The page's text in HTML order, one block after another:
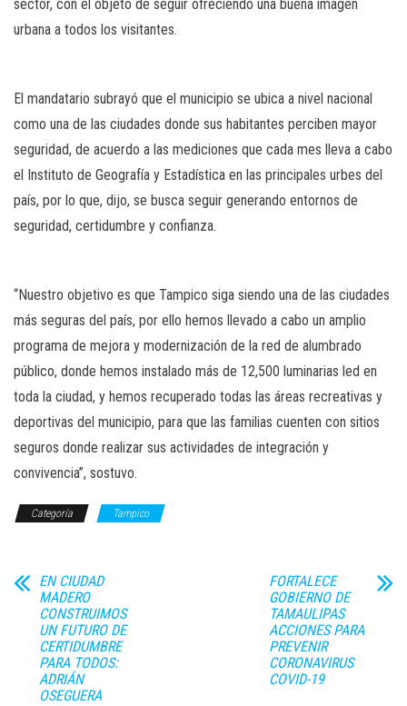
sector, con el objeto de seguir ofreciendo una buena imagen
urbana a todos los visitantes.
El mandatario subrayó que el municipio se ubica a nivel nacional
como una de las ciudades donde sus habitantes perciben mayor
seguridad, de acuerdo a las mediciones que cada mes lleva a cabo
el Instituto de Geografía y Estadística en las principales urbes del
país, por lo que, dijo, se busca seguir generando entornos de
seguridad, certidumbre y confianza.
“Nuestro objetivo es que Tampico siga siendo una de las ciudades
más seguras del país, por ello hemos llevado a cabo un amplio
programa de mejora y modernización de la red de alumbrado
público, donde hemos instalado más de 12,500 luminarias led en
toda la ciudad, y hemos recuperado todas las áreas recreativas y
deportivas del municipio, para que las familias cuenten con sitios
seguros donde realizar sus actividades de integración y
convivencia”, sostuvo.
Categoría Tampico
EN CIUDAD
MADERO
CONSTRUIMOS
UN FUTURO DE
CERTIDUMBRE
PARA TODOS:
ADRIÁN
OSEGUERA
FORTALECE
GOBIERNO DE
TAMAULIPAS
ACCIONES PARA
PREVENIR
CORONAVIRUS
COVID-19